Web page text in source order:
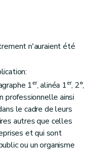
n'auraient été
1er, alinéa 1er, 2°,
professionnelle ainsi
le cadre de leurs
autres que celles
et qui sont
ou un organisme